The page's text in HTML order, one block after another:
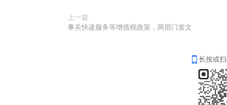
上一篇
事关快递服务等增值税政策，两部门发文
长按或